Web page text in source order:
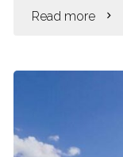
itt
Read more "な